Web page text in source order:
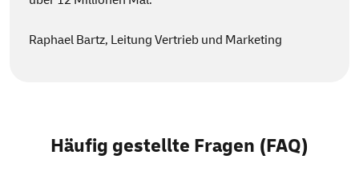
Raphael Bartz, Leitung Vertrieb und Marketing
Häufig gestellte Fragen (FAQ)